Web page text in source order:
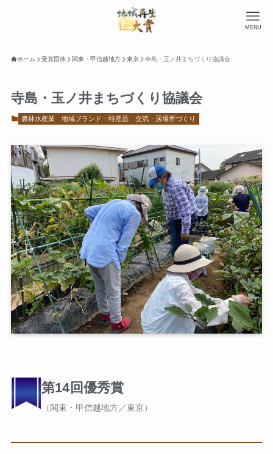
MENU
ホーム 受賞団体 関東・甲信越地方 東京 寺島・玉ノ井まちづくり協議会
寺島・玉ノ井まちづくり協議会
農林水産業 地域ブランド・特産品 交流・居場所づくり
第14回優秀賞
（関東・甲信越地方／東京）